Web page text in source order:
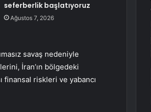
seferberlik başlatıyoruz
Ağustos 7, 2026
savaş nedeniyle
İran’ın bölgedeki
finansal riskleri ve yabancı